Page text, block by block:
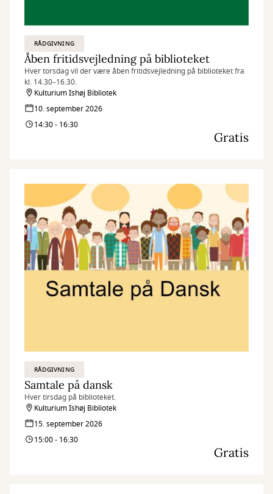
RÅDGIVNING
Åben fritidsvejledning på biblioteket
Hver torsdag vil der være åben fritidsvejledning på biblioteket fra
kl. 14.30–16.30.
Kulturium Ishøj Bibliotek
10. september 2026
14:30 - 16:30
Gratis
RÅDGIVNING
Samtale på dansk
Hver tirsdag på biblioteket.
Kulturium Ishøj Bibliotek
15. september 2026
15:00 - 16:30
Gratis